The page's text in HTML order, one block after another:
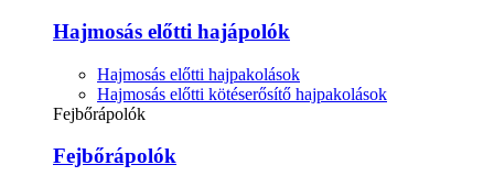
Hajmosás előtti hajápolók
Hajmosás előtti hajpakolások
Hajmosás előtti kötéserősítő hajpakolások
Fejbőrápolók
Fejbőrápolók